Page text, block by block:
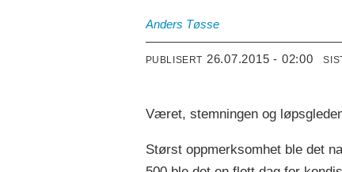
Anders Tøsse
PUBLISERT 26.07.2015 - 02:00
Været, stemningen og
Størst oppmerksomhet ble det